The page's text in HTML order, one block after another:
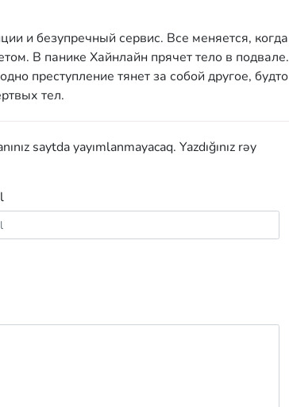
и безупречный сервис. Все меняется, когда
В панике Хайнлайн прячет тело в подвале.
преступление тянет за собой другое, будто
тел.
saytda yayımlanmayacaq. Yazdığınız rəy